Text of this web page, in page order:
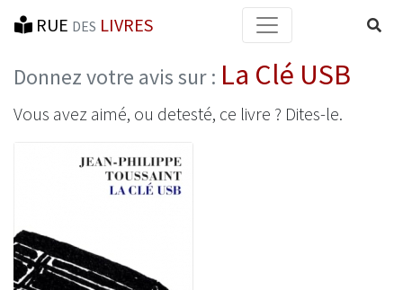
RUE DES LIVRES
Donnez votre avis sur : La Clé USB
Vous avez aimé, ou detesté, ce livre ? Dites-le.